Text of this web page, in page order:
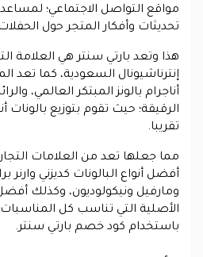
مواقع التواصل الاجتماعي؛
تحديثات وأفكار المتجر حول
هذا وتعد بارتي سنتر هي العلامة
إنترناشيونال السعودية، كما تعد
أناجرام بالونز المبتكر العالمي،
تقريبا.
مما جعلها تعد من العلامات
أفضل أنواع البالونات كديزني وارنر
ومارفيل ونيكولوديون، وكذلك أفضل
الأصلية التي تناسب كل
باستخدام كود خصم بارتي سنتر.